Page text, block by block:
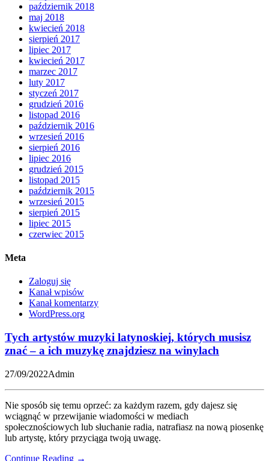
październik 2018
maj 2018
kwiecień 2018
sierpień 2017
lipiec 2017
kwiecień 2017
marzec 2017
luty 2017
styczeń 2017
grudzień 2016
listopad 2016
październik 2016
wrzesień 2016
sierpień 2016
lipiec 2016
grudzień 2015
listopad 2015
październik 2015
wrzesień 2015
sierpień 2015
lipiec 2015
czerwiec 2015
Meta
Zaloguj się
Kanał wpisów
Kanał komentarzy
WordPress.org
Tych artystów muzyki latynoskiej, których musisz
znać – a ich muzykę znajdziesz na winylach
27/09/2022Admin
Nie sposób się temu oprzeć: za każdym razem, gdy dajesz się
wciągnąć w przewijanie wiadomości w mediach
społecznościowych lub słuchanie radia, natrafiasz na nową piosenkę
lub artystę, który przyciąga twoją uwagę.
Continue Reading →